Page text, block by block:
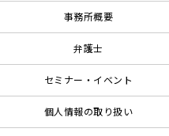
事務所概要
弁護士
セミナー・イベント
個人情報の取り扱い